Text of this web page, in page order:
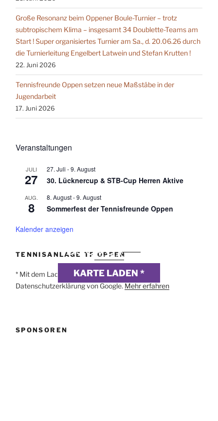
Große Resonanz beim Oppener Boule-Turnier – trotz
subtropischem Klima – insgesamt 34 Doublette-Teams am
Start ! Super organisiertes Turnier am Sa., d. 20.06.26 durch
die Turnierleitung Engelbert Latwein und Stefan Krutten !
22. Juni 2026
Tennisfreunde Oppen setzen neue Maßstäbe in der
Jugendarbeit
17. Juni 2026
Veranstaltungen
JULI
27
27. Juli -9. August
30. Lücknercup & STB-Cup Herren Aktive
AUG.
8
8. August-9. August
Sommerfest der Tennisfreunde Oppen
Kalender anzeigen
TENNISANLAGE TF OPPEN
DSGVO MAP
KARTE LADEN *
webdesign
* Mit dem Laden der Karte akzeptierst du die
Datenschutzerklärung von Google. Mehr erfahren
SPONSOREN